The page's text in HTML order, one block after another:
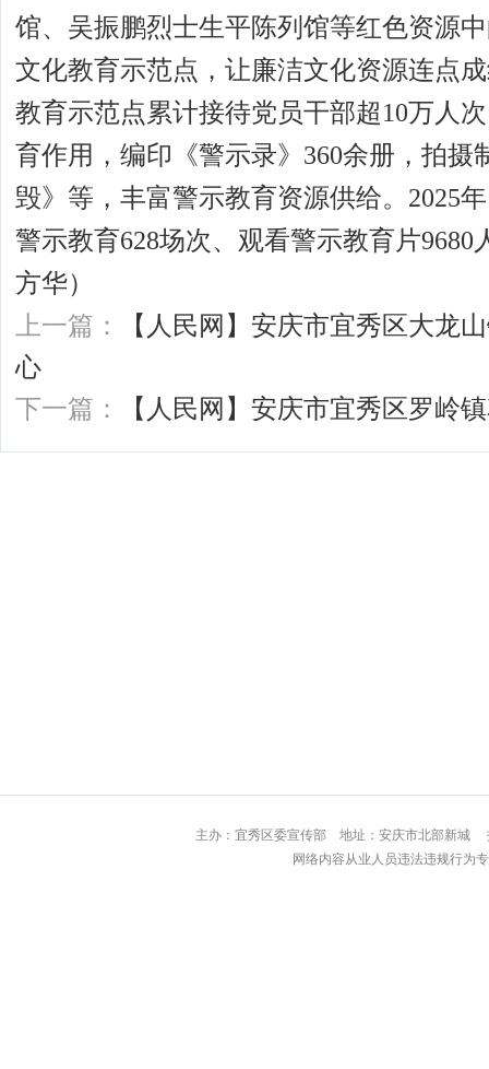
馆、吴振鹏烈士生平陈列馆等红色资源
文化教育示范点，让廉洁文化资源连点
教育示范点累计接待党员干部超10万人
育作用，编印《警示录》360余册，拍
毁》等，丰富警示教育资源供给。2025
警示教育628场次、观看警示教育片
方华）
上一篇：
【人民网】安庆市宜秀区大龙
心
下一篇：
【人民网】安庆市宜秀区罗岭
主办：宜秀区委宣传部 地址：安庆市北
网络内容从业人员违法违规行